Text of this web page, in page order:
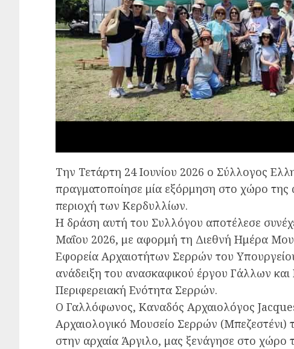
Την Τετάρτη 24 Ιουνίου 2026 ο Σύλλογος
πραγματοποίησε μία εξόρμηση στο χώρο
περιοχή των Κερδυλλίων.
Η δράση αυτή του Συλλόγου αποτέλεσε
Μαΐου 2026, με αφορμή τη Διεθνή Ημέρα
Εφορεία Αρχαιοτήτων Σερρών του
ανάδειξη του ανασκαφικού έργου Γάλλων
Περιφερειακή Ενότητα Σερρών.
Ο Γαλλόφωνος, Καναδός Αρχαιολόγος
Αρχαιολογικό Μουσείο Σερρών (Μπεζεστένι)
στην αρχαία Άργιλο, μας ξενάγησε στο χώρο